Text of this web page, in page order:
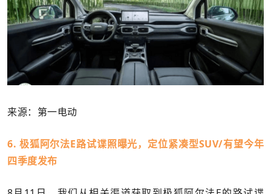
来源：第一电动
6. 极狐阿尔法E路试谍照曝光，定位紧凑型SUV/有望今年
四季度发布